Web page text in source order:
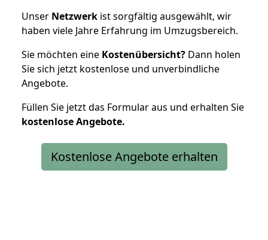
Unser Netzwerk ist sorgfältig ausgewählt, wir
haben viele Jahre Erfahrung im Umzugsbereich.
Sie möchten eine Kostenübersicht? Dann holen
Sie sich jetzt kostenlose und unverbindliche
Angebote.
Füllen Sie jetzt das Formular aus und erhalten Sie
kostenloseAngebote.
Kostenlose Angebote erhalten